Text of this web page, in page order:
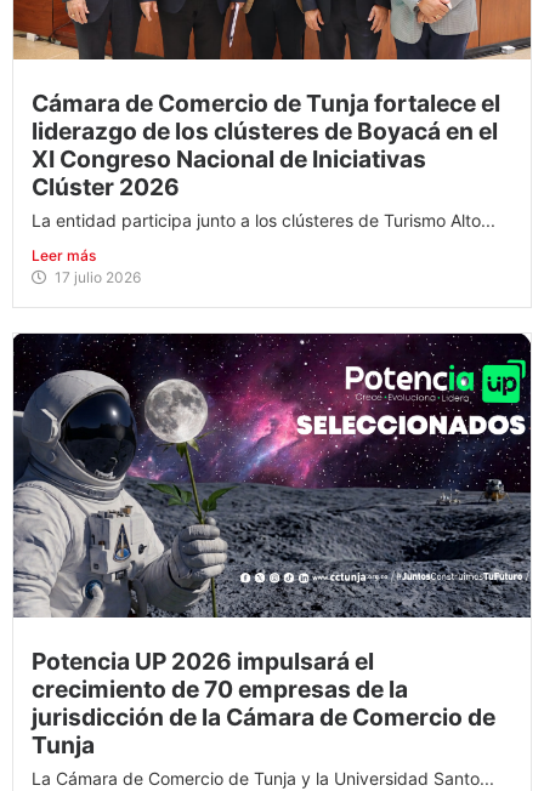
Cámara de Comercio de Tunja fortalece el
liderazgo de los clústeres de Boyacá en el
XI Congreso Nacional de Iniciativas
Clúster 2026
La entidad participa junto a los clústeres de Turismo Alto...
Leer más
17 julio 2026
Potencia UP 2026 impulsará el
crecimiento de 70 empresas de la
jurisdicción de la Cámara de Comercio de
Tunja
La Cámara de Comercio de Tunja y la Universidad Santo...